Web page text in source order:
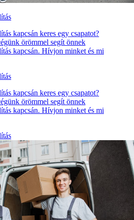
kapcsán keres egy csapatot?
örömmel segít önnek
kapcsán. Hívjon minket és mi
kapcsán keres egy csapatot?
örömmel segít önnek
kapcsán. Hívjon minket és mi